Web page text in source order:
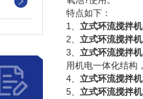
特点如下：
1、 立式环流搅拌机
2、 立式环流搅拌机
3、 立式环流搅拌机
用机电一体化结构
4、 立式环流搅拌机
5、 立式环流搅拌机